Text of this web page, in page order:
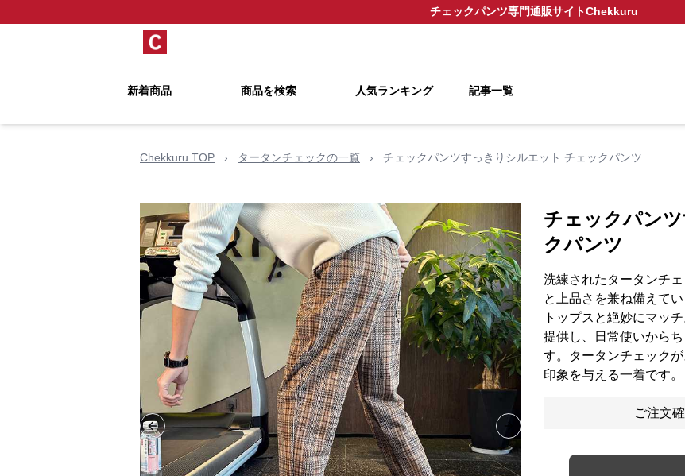
チェックパンツ専門通販サイトChekkuru
新着商品 商品を検索 人気ランキング 記事一覧
Chekkuru TOP › タータンチェックの一覧 › チェックパンツすっきりシルエット チェックパンツ
Previous slide Next slide
チェックパン
クパンツ
洗練されたタータンチ
と上品さを兼ね備えて
トップスと絶妙にマッ
提供し、日常使いから
す。タータンチェック
印象を与える一着です。
ご注文